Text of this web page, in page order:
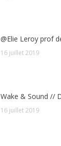
@Elie Leroy prof
16 juillet 2019
Wake & Sound //
16 juillet 2019